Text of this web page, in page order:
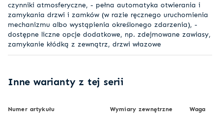
czynniki atmosferyczne, - pełna automatyka otwierania i
zamykania drzwi i zamków (w razie ręcznego uruchomienia
mechanizmu albo wystąpienia określonego zdarzenia), -
dostępne liczne opcje dodatkowe, np. zdejmowane zawiasy,
zamykanie kłódką z zewnątrz, drzwi włazowe
Inne warianty z tej serii
Numer artykułu Wymiary zewnętrzne Waga